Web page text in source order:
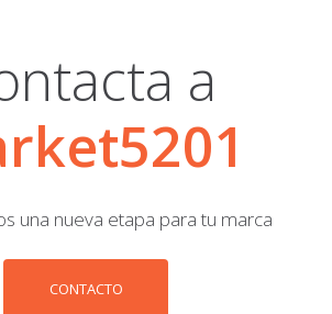
a
una nueva etapa para tu marca
CONTACTO